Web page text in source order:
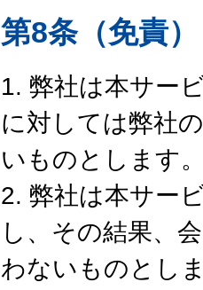
第8条（免責）
1. 弊社は本サー
に対しては弊社
いものとします
2. 弊社は本サー
し、その結果、
わないものとし